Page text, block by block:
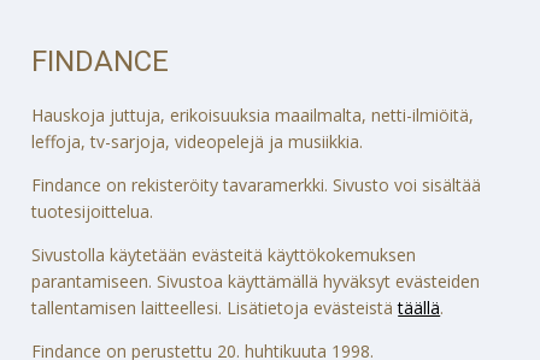
FINDANCE
Hauskoja juttuja, erikoisuuksia maailmalta, netti-ilmiöitä,
leffoja, tv-sarjoja, videopelejä ja musiikkia.
Findance on rekisteröity tavaramerkki. Sivusto voi sisältää
tuotesijoittelua.
Sivustolla käytetään evästeitä käyttökokemuksen
parantamiseen. Sivustoa käyttämällä hyväksyt evästeiden
tallentamisen laitteellesi. Lisätietoja evästeistätäällä.
Findance on perustettu 20. huhtikuuta 1998.